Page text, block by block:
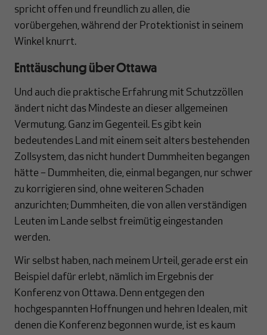
spricht offen und freundlich zu allen, die
vorübergehen, während der Protektionist in seinem
Winkel knurrt.
Enttäuschung über Ottawa
Und auch die praktische Erfahrung mit Schutzzöllen
ändert nicht das Mindeste an dieser allgemeinen
Vermutung. Ganz im Gegenteil. Es gibt kein
bedeutendes Land mit einem seit alters bestehenden
Zollsystem, das nicht hundert Dummheiten begangen
hätte – Dummheiten, die, einmal begangen, nur schwer
zu korrigieren sind, ohne weiteren Schaden
anzurichten; Dummheiten, die von allen verständigen
Leuten im Lande selbst freimütig eingestanden
werden.
Wir selbst haben, nach meinem Urteil, gerade erst ein
Beispiel dafür erlebt, nämlich im Ergebnis der
Konferenz von Ottawa. Denn entgegen den
hochgespannten Hoffnungen und hehren Idealen, mit
denen die Konferenz begonnen wurde, ist es kaum